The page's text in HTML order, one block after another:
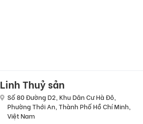
Linh Thuỷ sản
Số 80 Đường D2, Khu Dân Cư Hà Đô,
Phường Thới An, Thành Phố Hồ Chí Minh,
Việt Nam